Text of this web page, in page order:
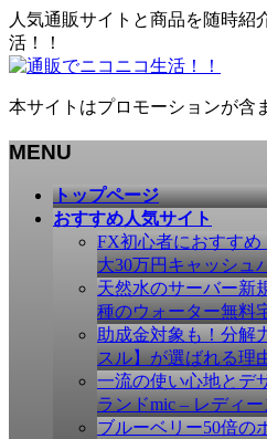
人気通販サイトと商品を随時紹
活！！
本サイトはプロモーションが含
MENU
トップページ
おすすめ人気サイト
FX初心者におすす
大30万円キャッシュ
天然水のサーバー新
種のウォーター無料
助成金対象も！分解
スル】が選ばれる理
一流の使い心地とデ
ランドmic – レディ
ブルーベリー50倍の